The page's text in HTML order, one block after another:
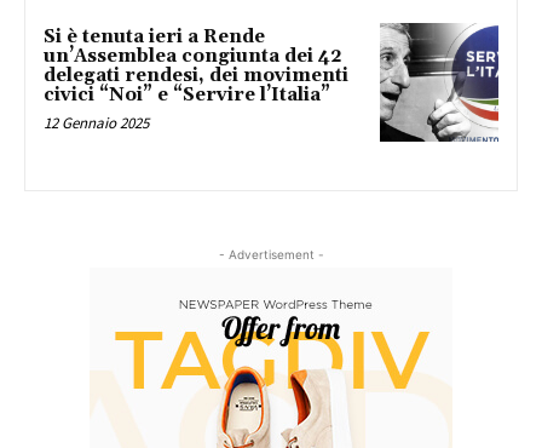
Si è tenuta ieri a Rende
un’Assemblea congiunta dei 42
delegati rendesi, dei movimenti
civici “Noi” e “Servire l’Italia”
12 Gennaio 2025
- Advertisement -